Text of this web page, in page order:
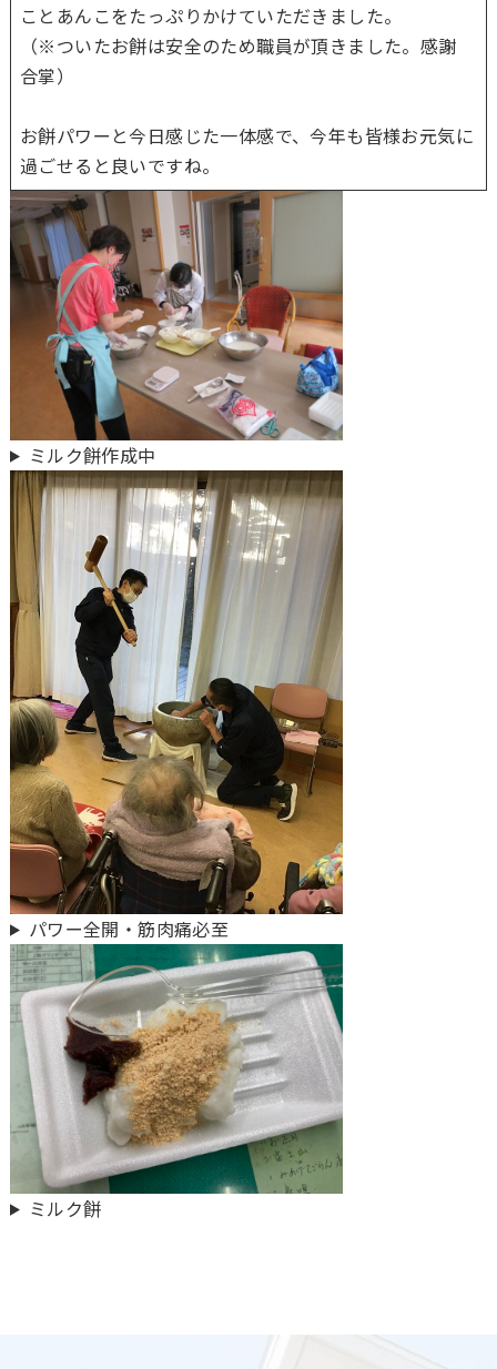
ことあんこをたっぷりかけていただきました。
（※ついたお餅は安全のため職員が頂きました。感謝
合掌）
お餅パワーと今日感じた一体感で、今年も皆様お元気に
過ごせると良いですね。
ミルク餅作成中
パワー全開・筋肉痛必至
ミルク餅